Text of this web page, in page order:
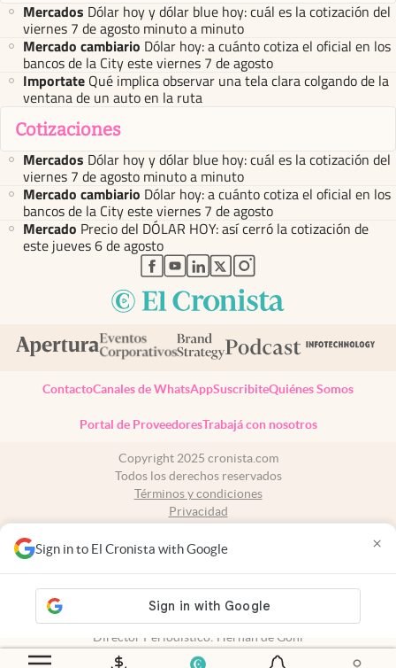
Sign in to El Cronista with Google ×
Mercados Dólar hoy y dólar blue hoy: cuál es la cotización del
viernes 7 de agosto minuto a minuto
Mercado cambiario Dólar hoy: a cuánto cotiza el oficial en los
bancos de la City este viernes 7 de agosto
Importate Qué implica observar una tela clara colgando de la
ventana de un auto en la ruta
Cotizaciones
Mercados Dólar hoy y dólar blue hoy: cuál es la cotización del
viernes 7 de agosto minuto a minuto
Mercado cambiario Dólar hoy: a cuánto cotiza el oficial en los
bancos de la City este viernes 7 de agosto
Mercado Precio del DÓLAR HOY: así cerró la cotización de
este jueves 6 de agosto
abre en nueva pestaña
abre en nueva pestaña
abre en nueva pestaña
abre en nueva pestaña
abre en nueva pestaña
ContactoCanales de WhatsAppSuscribiteQuiénes Somos
Portal de ProveedoresTrabajá con nosotros
Copyright 2025 cronista.com
Todos los derechos reservados
Términos y condiciones
Privacidad
Tel: +54 11 7078-3270
propiedad intelectual: 56576959
N° de edición: 10.950 - 7 de agosto de 2026
Director Periodístico: Hernán de Goñi